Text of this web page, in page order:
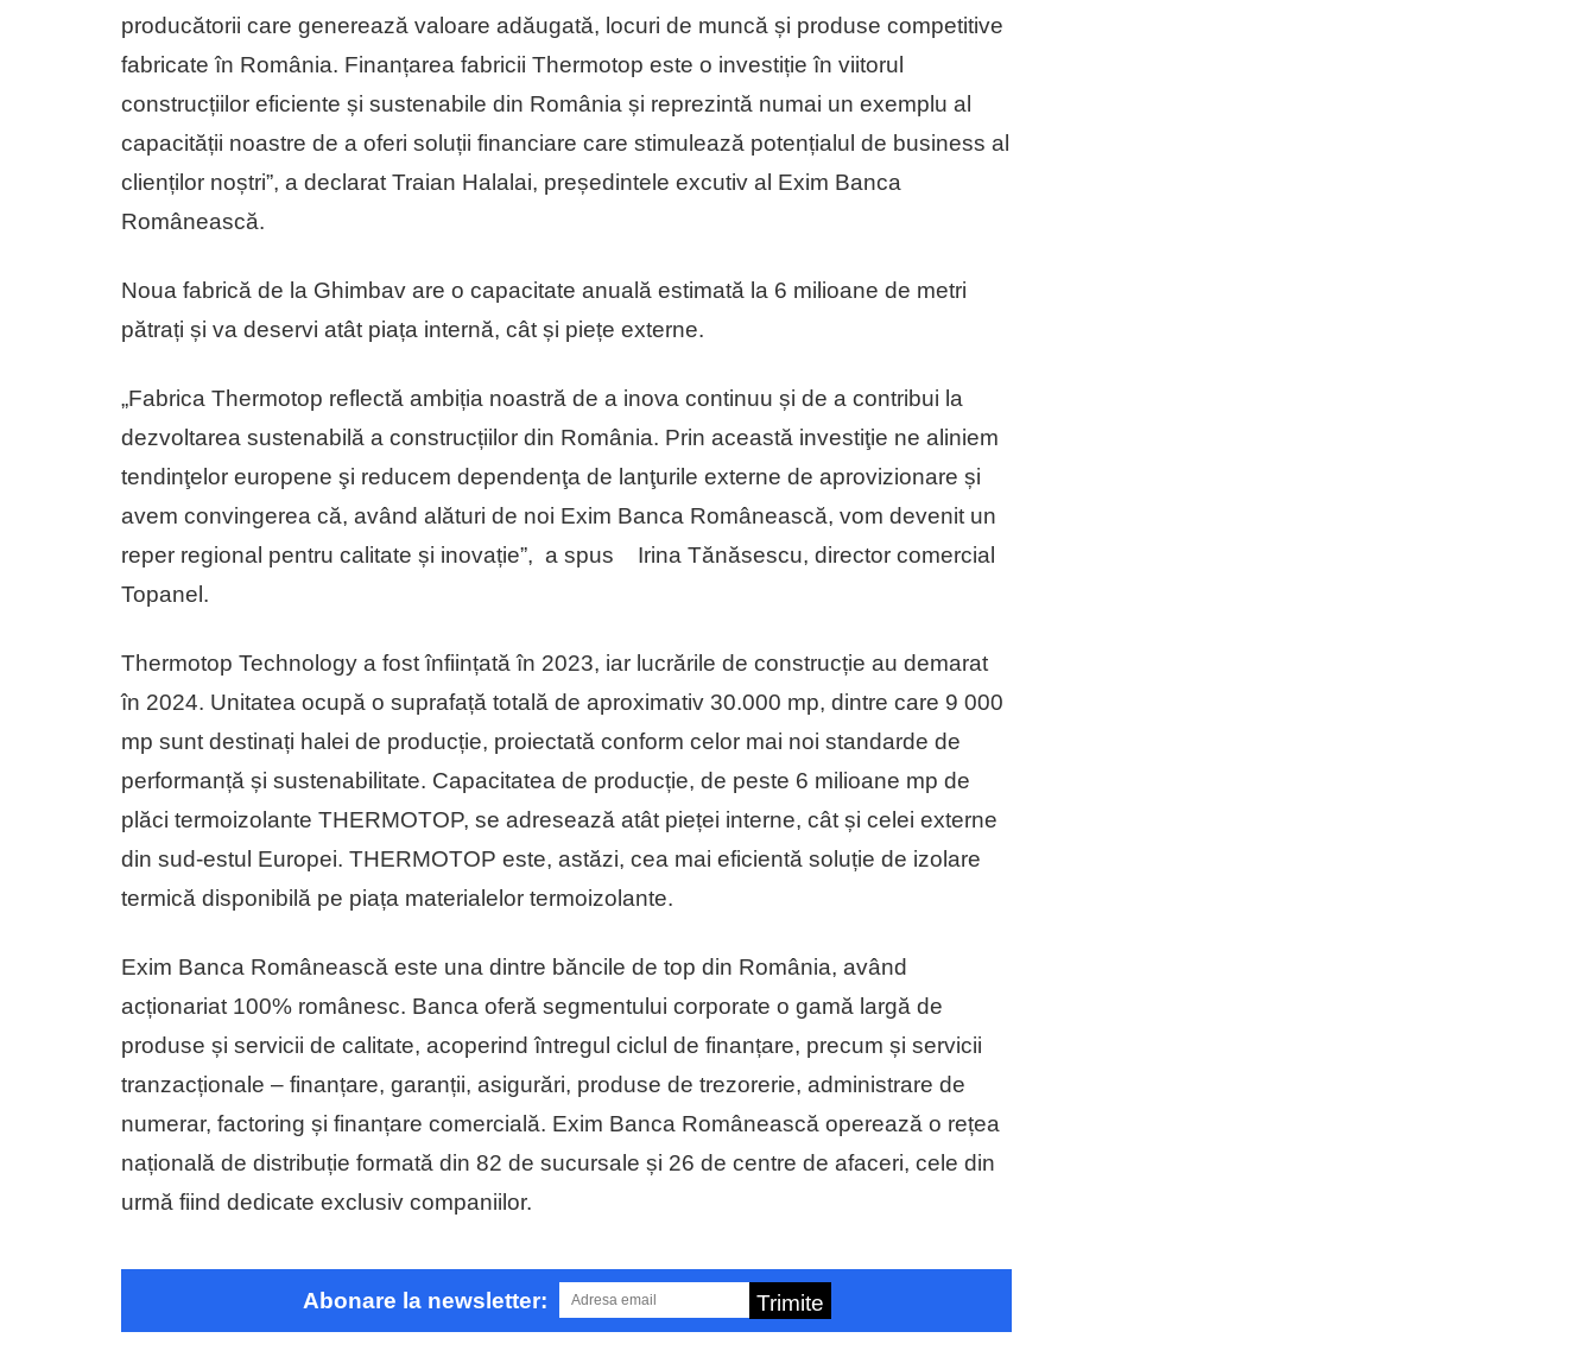
producătorii care generează valoare adăugată, locuri de muncă și produse competitive
fabricate în România. Finanțarea fabricii Thermotop este o investiție în viitorul
construcțiilor eficiente și sustenabile din România și reprezintă numai un exemplu al
capacității noastre de a oferi soluții financiare care stimulează potențialul de business al
clienților noștri”, a declarat Traian Halalai, președintele excutiv al Exim Banca
Românească.
Noua fabrică de la Ghimbav are o capacitate anuală estimată la 6 milioane de metri
pătrați și va deservi atât piața internă, cât și piețe externe.
„Fabrica Thermotop reflectă ambiția noastră de a inova continuu și de a contribui la
dezvoltarea sustenabilă a construcțiilor din România. Prin această investiţie ne aliniem
tendinţelor europene şi reducem dependenţa de lanţurile externe de aprovizionare și
avem convingerea că, având alături de noi Exim Banca Românească, vom devenit un
reper regional pentru calitate și inovație”, a spus Irina Tănăsescu, director comercial
Topanel.
Thermotop Technology a fost înființată în 2023, iar lucrările de construcție au demarat
în 2024. Unitatea ocupă o suprafață totală de aproximativ 30.000 mp, dintre care 9 000
mp sunt destinați halei de producție, proiectată conform celor mai noi standarde de
performanță și sustenabilitate. Capacitatea de producție, de peste 6 milioane mp de
plăci termoizolante THERMOTOP, se adresează atât pieței interne, cât și celei externe
din sud-estul Europei. THERMOTOP este, astăzi, cea mai eficientă soluție de izolare
termică disponibilă pe piața materialelor termoizolante.
Exim Banca Românească este una dintre băncile de top din România, având
acționariat 100% românesc. Banca oferă segmentului corporate o gamă largă de
produse și servicii de calitate, acoperind întregul ciclul de finanțare, precum și servicii
tranzacționale – finanțare, garanții, asigurări, produse de trezorerie, administrare de
numerar, factoring și finanțare comercială. Exim Banca Românească operează o rețea
națională de distribuție formată din 82 de sucursale și 26 de centre de afaceri, cele din
urmă fiind dedicate exclusiv companiilor.
Abonare la newsletter: Trimite